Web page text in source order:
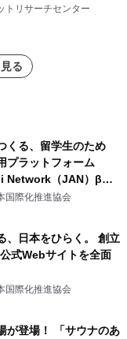
トリサーチセンター
る
くる、留学生のため
プラットフォーム
Network（JAN）β版
国際化推進協会
、日本をひらく。 創立
式Webサイトを全面
国際化推進協会
が登場！ 「サウナのあ